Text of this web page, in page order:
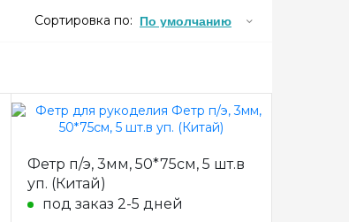
Сортировка по: По умолчанию
Фетр п/э, 3мм, 50*75см, 5 шт.в
уп. (Китай)
под заказ 2-5 дней